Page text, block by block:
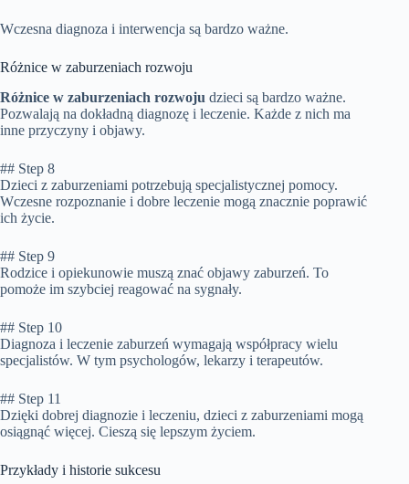
Wczesna diagnoza i interwencja są bardzo ważne.
Różnice w zaburzeniach rozwoju
Różnice w zaburzeniach rozwoju dzieci są bardzo ważne.
Pozwalają na dokładną diagnozę i leczenie. Każde z nich ma
inne przyczyny i objawy.
## Step 8
Dzieci z zaburzeniami potrzebują specjalistycznej pomocy.
Wczesne rozpoznanie i dobre leczenie mogą znacznie poprawić
ich życie.
## Step 9
Rodzice i opiekunowie muszą znać objawy zaburzeń. To
pomoże im szybciej reagować na sygnały.
## Step 10
Diagnoza i leczenie zaburzeń wymagają współpracy wielu
specjalistów. W tym psychologów, lekarzy i terapeutów.
## Step 11
Dzięki dobrej diagnozie i leczeniu, dzieci z zaburzeniami mogą
osiągnąć więcej. Cieszą się lepszym życiem.
Przykłady i historie sukcesu